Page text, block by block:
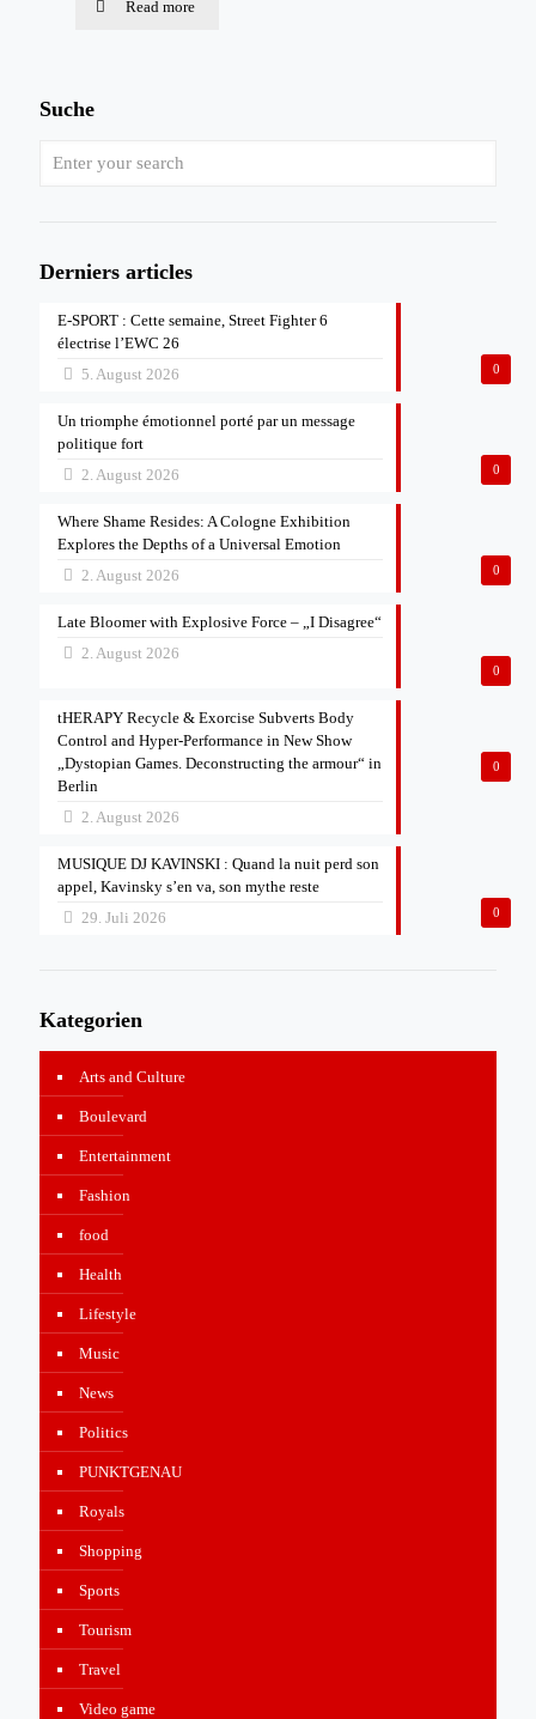
Read more
Suche
Derniers articles
0
E-SPORT : Cette semaine, Street Fighter 6
électrise l’EWC 26
5. August 2026
0
Un triomphe émotionnel porté par un message
politique fort
2. August 2026
0
Where Shame Resides: A Cologne Exhibition
Explores the Depths of a Universal Emotion
2. August 2026
0
Late Bloomer with Explosive Force – „I Disagree“
2. August 2026
0
tHERAPY Recycle & Exorcise Subverts Body
Control and Hyper-Performance in New Show
„Dystopian Games. Deconstructing the armour“ in
Berlin
2. August 2026
0
MUSIQUE DJ KAVINSKI : Quand la nuit perd son
appel, Kavinsky s’en va, son mythe reste
29. Juli 2026
Kategorien
Arts and Culture
Boulevard
Entertainment
Fashion
food
Health
Lifestyle
Music
News
Politics
PUNKTGENAU
Royals
Shopping
Sports
Tourism
Travel
Video game